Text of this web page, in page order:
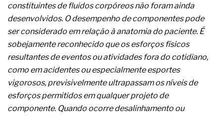
materiais cimentícios com fibra de vidro
A próxima vantagem competitiva não está no
modelo de IA
A IA elevou a régua do comprador B2B e a venda
complexa ficou ainda mais humana
constituintes de fluidos corpóreos não foram ainda
desenvolvidos. O desempenho de componentes pode
ser considerado em relação à anatomia do paciente. É
sobejamente reconhecido que os esforços físicos
resultantes de eventos ou atividades fora do cotidiano,
como em acidentes ou especialmente esportes
vigorosos, previsivelmente ultrapassam os níveis de
esforços permitidos em qualquer projeto de
componente. Quando ocorre desalinhamento ou